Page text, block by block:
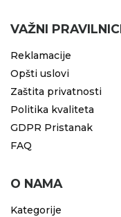
VAŽNI
Reklamacije
Opšti uslovi
Zaštita privatnosti
Politika kvaliteta
GDPR Pristanak
FAQ
O NAMA
Kategorije